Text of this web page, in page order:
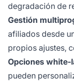
degradación de
Gestión
afiliados desde
propios ajustes,
Opciones white-
pueden